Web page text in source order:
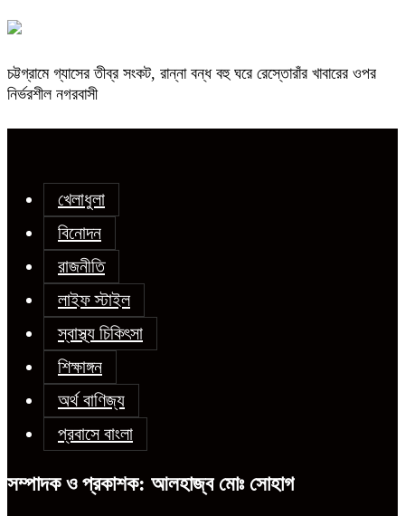
চট্টগ্রামে গ্যাসের তীব্র সংকট, রান্না বন্ধ বহু ঘরে রেস্তোরাঁর খাবারের ওপর
নির্ভরশীল নগরবাসী
খেলাধুলা
বিনোদন
রাজনীতি
লাইফ স্টাইল
স্বাস্থ্য চিকিৎসা
শিক্ষাঙ্গন
অর্থ বাণিজ্য
প্রবাসে বাংলা
সম্পাদক ও প্রকাশক: আলহাজ্ব মোঃ সোহাগ